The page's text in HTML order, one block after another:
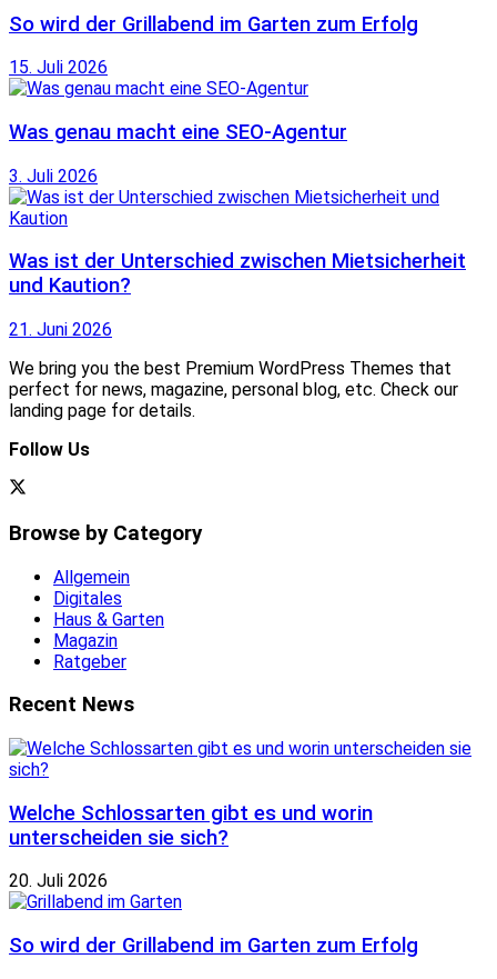
So wird der Grillabend im Garten zum Erfolg
15. Juli 2026
Was genau macht eine SEO-Agentur
3. Juli 2026
Was ist der Unterschied zwischen Mietsicherheit
und Kaution?
21. Juni 2026
We bring you the best Premium WordPress Themes that
perfect for news, magazine, personal blog, etc. Check our
landing page for details.
Follow Us
Browse by Category
Allgemein
Digitales
Haus & Garten
Magazin
Ratgeber
Recent News
Welche Schlossarten gibt es und worin
unterscheiden sie sich?
20. Juli 2026
So wird der Grillabend im Garten zum Erfolg